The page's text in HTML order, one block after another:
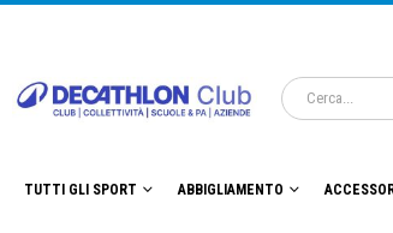
TUTTI GLI SPORT ABBIGLIAMENTO